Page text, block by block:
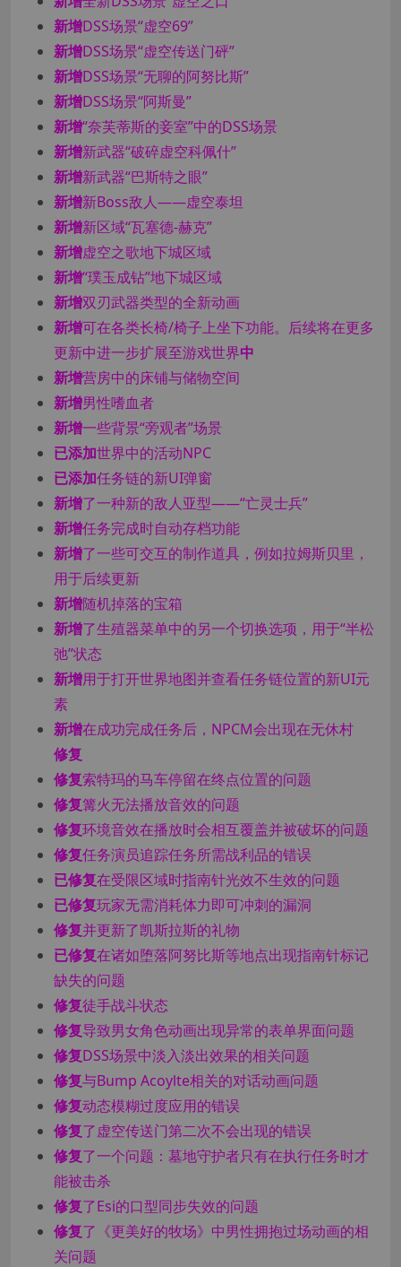
新增DSS场景“虚空69”
新增DSS场景“虚空传送门砰”
新增DSS场景“无聊的阿努比斯”
新增DSS场景“阿斯曼”
新增“奈芙蒂斯的妾室”中的DSS场景
新增新武器“破碎虚空科佩什”
新增新武器“巴斯特之眼”
新增新Boss敌人——虚空泰坦
新增新区域“瓦塞德-赫克”
新增虚空之歌地下城区域
新增“璞玉成钻”地下城区域
新增双刃武器类型的全新动画
新增可在各类长椅/椅子上坐下功能。后续将在更多
更新中进一步扩展至游戏世界中
新增营房中的床铺与储物空间
新增男性嗜血者
新增一些背景“旁观者”场景
已添加世界中的活动NPC
已添加任务链的新UI弹窗
新增了一种新的敌人亚型——“亡灵士兵”
新增任务完成时自动存档功能
新增了一些可交互的制作道具，例如拉姆斯贝里，
用于后续更新
新增随机掉落的宝箱
新增了生殖器菜单中的另一个切换选项，用于“半松
弛”状态
新增用于打开世界地图并查看任务链位置的新UI元
素
新增在成功完成任务后，NPCM会出现在无休村
修复
修复索特玛的马车停留在终点位置的问题
修复篝火无法播放音效的问题
修复环境音效在播放时会相互覆盖并被破坏的问题
修复任务演员追踪任务所需战利品的错误
已修复在受限区域时指南针光效不生效的问题
已修复玩家无需消耗体力即可冲刺的漏洞
修复并更新了凯斯拉斯的礼物
已修复在诸如堕落阿努比斯等地点出现指南针标记
缺失的问题
修复徒手战斗状态
修复导致男女角色动画出现异常的表单界面问题
修复DSS场景中淡入淡出效果的相关问题
修复与Bump Acoylte相关的对话动画问题
修复动态模糊过度应用的错误
修复了虚空传送门第二次不会出现的错误
修复了一个问题：墓地守护者只有在执行任务时才
能被击杀
修复了Esi的口型同步失效的问题
修复了《更美好的牧场》中男性拥抱过场动画的相
关问题